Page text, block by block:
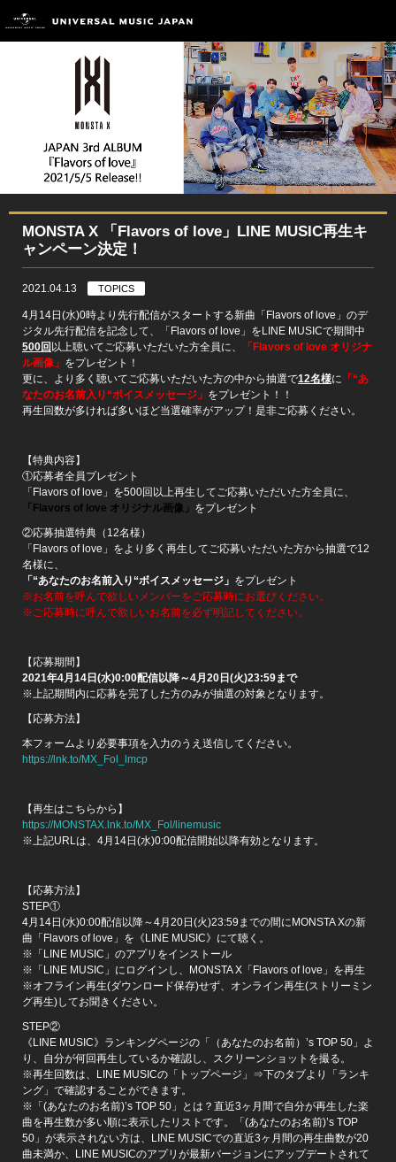
MONSTA X 「Flavors of love」LINE MUSIC再生キ
ャンペーン決定！
2021.04.13 TOPICS
4月14日(水)0時より先行配信がスタートする新曲「Flavors of love」のデ
ジタル先行配信を記念して、「Flavors of love」をLINE MUSICで期間中
500回以上聴いてご応募いただいた方全員に、
「Flavors of love オリジナ
ル画像」 をプレゼント！
更に、より多く聴いてご応募いただいた方の中から抽選で12名様に 「“あ
なたのお名前入り“ボイスメッセージ」 をプレゼント！！
再生回数が多ければ多いほど当選確率がアップ！是非ご応募ください。
【特典内容】
①応募者全員プレゼント
「Flavors of love」を500回以上再生してご応募いただいた方全員に、
「Flavors of love オリジナル画像」 をプレゼント
②応募抽選特典（12名様）
「Flavors of love」をより多く再生してご応募いただいた方から抽選で12
名様に、
「“あなたのお名前入り“ボイスメッセージ」 をプレゼント
※お名前を呼んで欲しいメンバーをご応募時にお選びください。
※ご応募時に呼んで欲しいお名前を必ず明記してください。
【応募期間】
2021年4月14日(水)0:00配信以降～4月20日(火)23:59まで
※上記期間内に応募を完了した方のみが抽選の対象となります。
【応募方法】
本フォームより必要事項を入力のうえ送信してください。
https://lnk.to/MX_Fol_lmcp
【再生はこちらから】
https://MONSTAX.lnk.to/MX_Fol/linemusic
※上記URLは、4月14日(水)0:00配信開始以降有効となります。
【応募方法】
STEP①
4月14日(水)0:00配信以降～4月20日(火)23:59までの間にMONSTA Xの新
曲「Flavors of love」を《LINE MUSIC》にて聴く。
※「LINE MUSIC」のアプリをインストール
※「LINE MUSIC」にログインし、MONSTA X「Flavors of love」を再生
※オフライン再生(ダウンロード保存)せず、オンライン再生(ストリーミン
グ再生)してお聞きください。
STEP②
《LINE MUSIC》ランキングページの「（あなたのお名前）’s TOP 50」よ
り、自分が何回再生しているか確認し、スクリーンショットを撮る。
※再生回数は、LINE MUSICの「トップページ」⇒下のタブより「ランキ
ング」で確認することができます。
※「(あなたのお名前)’s TOP 50」とは？直近3ヶ月間で自分が再生した楽
曲を再生数が多い順に表示したリストです。「(あなたのお名前)’s TOP
50」が表示されない方は、LINE MUSICでの直近3ヶ月間の再生曲数が20
曲未満か、LINE MUSICのアプリが最新バージョンにアップデートされて